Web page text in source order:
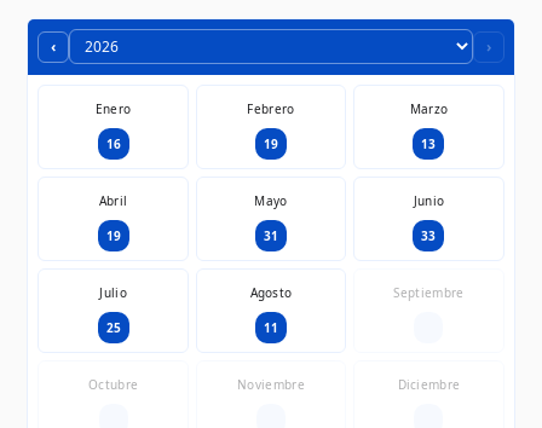
‹ ›
Enero
16
Febrero
19
Marzo
13
Abril
19
Mayo
31
Junio
33
Julio
25
Agosto
11
Septiembre
Octubre Noviembre Diciembre